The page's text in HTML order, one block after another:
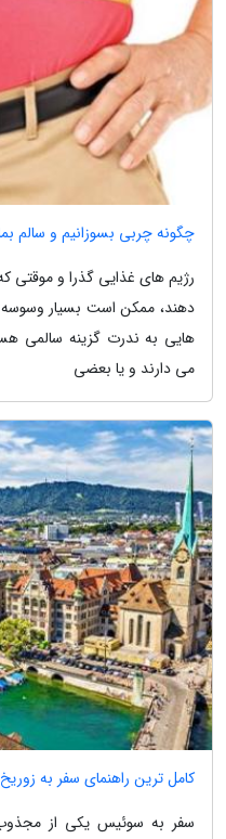
چگونه چربی بسوزانیم و سالم
رژیم های غذایی گذرا و موقتی
دهند، ممکن است بسیار وسوسه
هایی به ندرت گزینه سالمی
می دارند و یا بعضی
کامل ترین راهنمای سفر به زوریخ در
سفر به سوئیس یکی از